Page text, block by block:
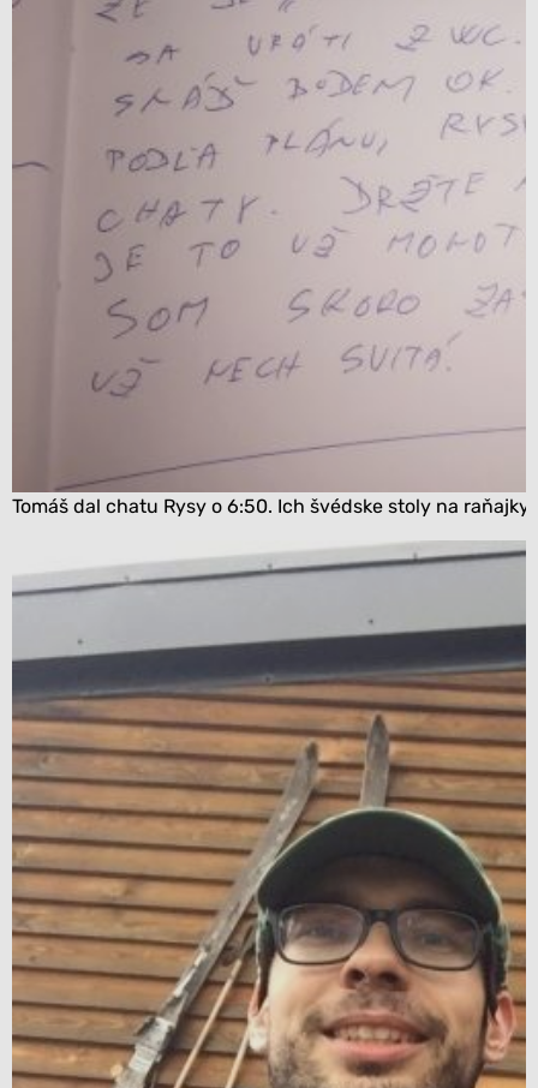
Tomáš dal chatu Rysy o 6:50. Ich švédske stoly na raňajky